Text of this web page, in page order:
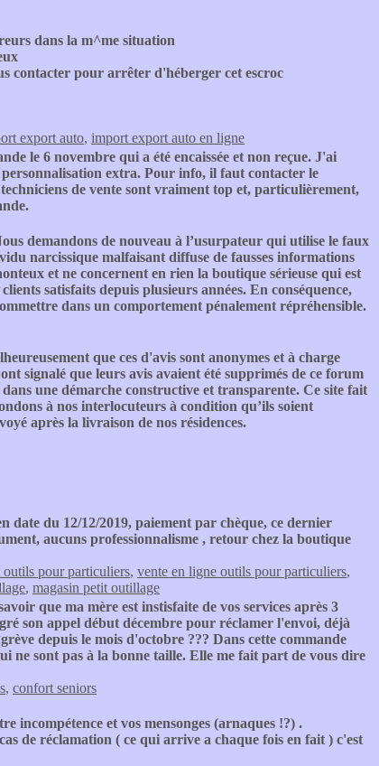
dans la m^me situation
contacter pour arrêter d'héberger cet escroc
export auto, import export auto en ligne
le 6 novembre qui a été encaissée et non reçue. J'ai
extra. Pour info, il faut contacter le
de vente sont vraiment top et, particulièrement,
demandons de nouveau à l’usurpateur qui utilise le faux
narcissique malfaisant diffuse de fausses informations
et ne concernent en rien la boutique sérieuse qui est
satisfaits depuis plusieurs années. En conséquence,
dans un comportement pénalement répréhensible.
que ces d'avis sont anonymes et à charge
signalé que leurs avis avaient été supprimés de ce forum
une démarche constructive et transparente. Ce site fait
à nos interlocuteurs à condition qu’ils soient
après la livraison de nos résidences.
date du 12/12/2019, paiement par chèque, ce dernier
aucuns professionnalisme , retour chez la boutique
outils pour particuliers, vente en ligne outils pour particuliers,
, magasin petit outillage
que ma mère est instisfaite de vos services après 3
son appel début décembre pour réclamer l'envoi, déjà
depuis le mois d'octobre ??? Dans cette commande
ne sont pas à la bonne taille. Elle me fait part de vous dire
, confort seniors
incompétence et vos mensonges (arnaques !?) .
de réclamation ( ce qui arrive a chaque fois en fait ) c'est